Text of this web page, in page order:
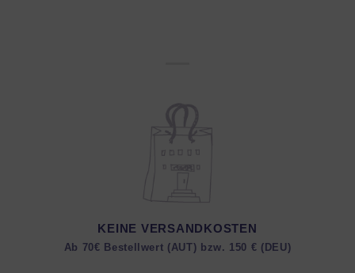
KEINE VERSANDKOSTEN
Ab 70€ Bestellwert (AUT) bzw. 150 € (DEU)